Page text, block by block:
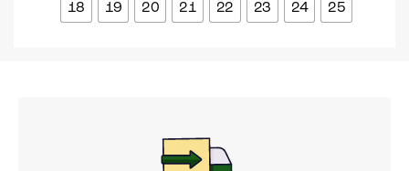
18 19 20 21 22 23 24 25